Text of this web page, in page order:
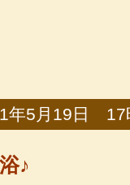
年5月19日 17
♪